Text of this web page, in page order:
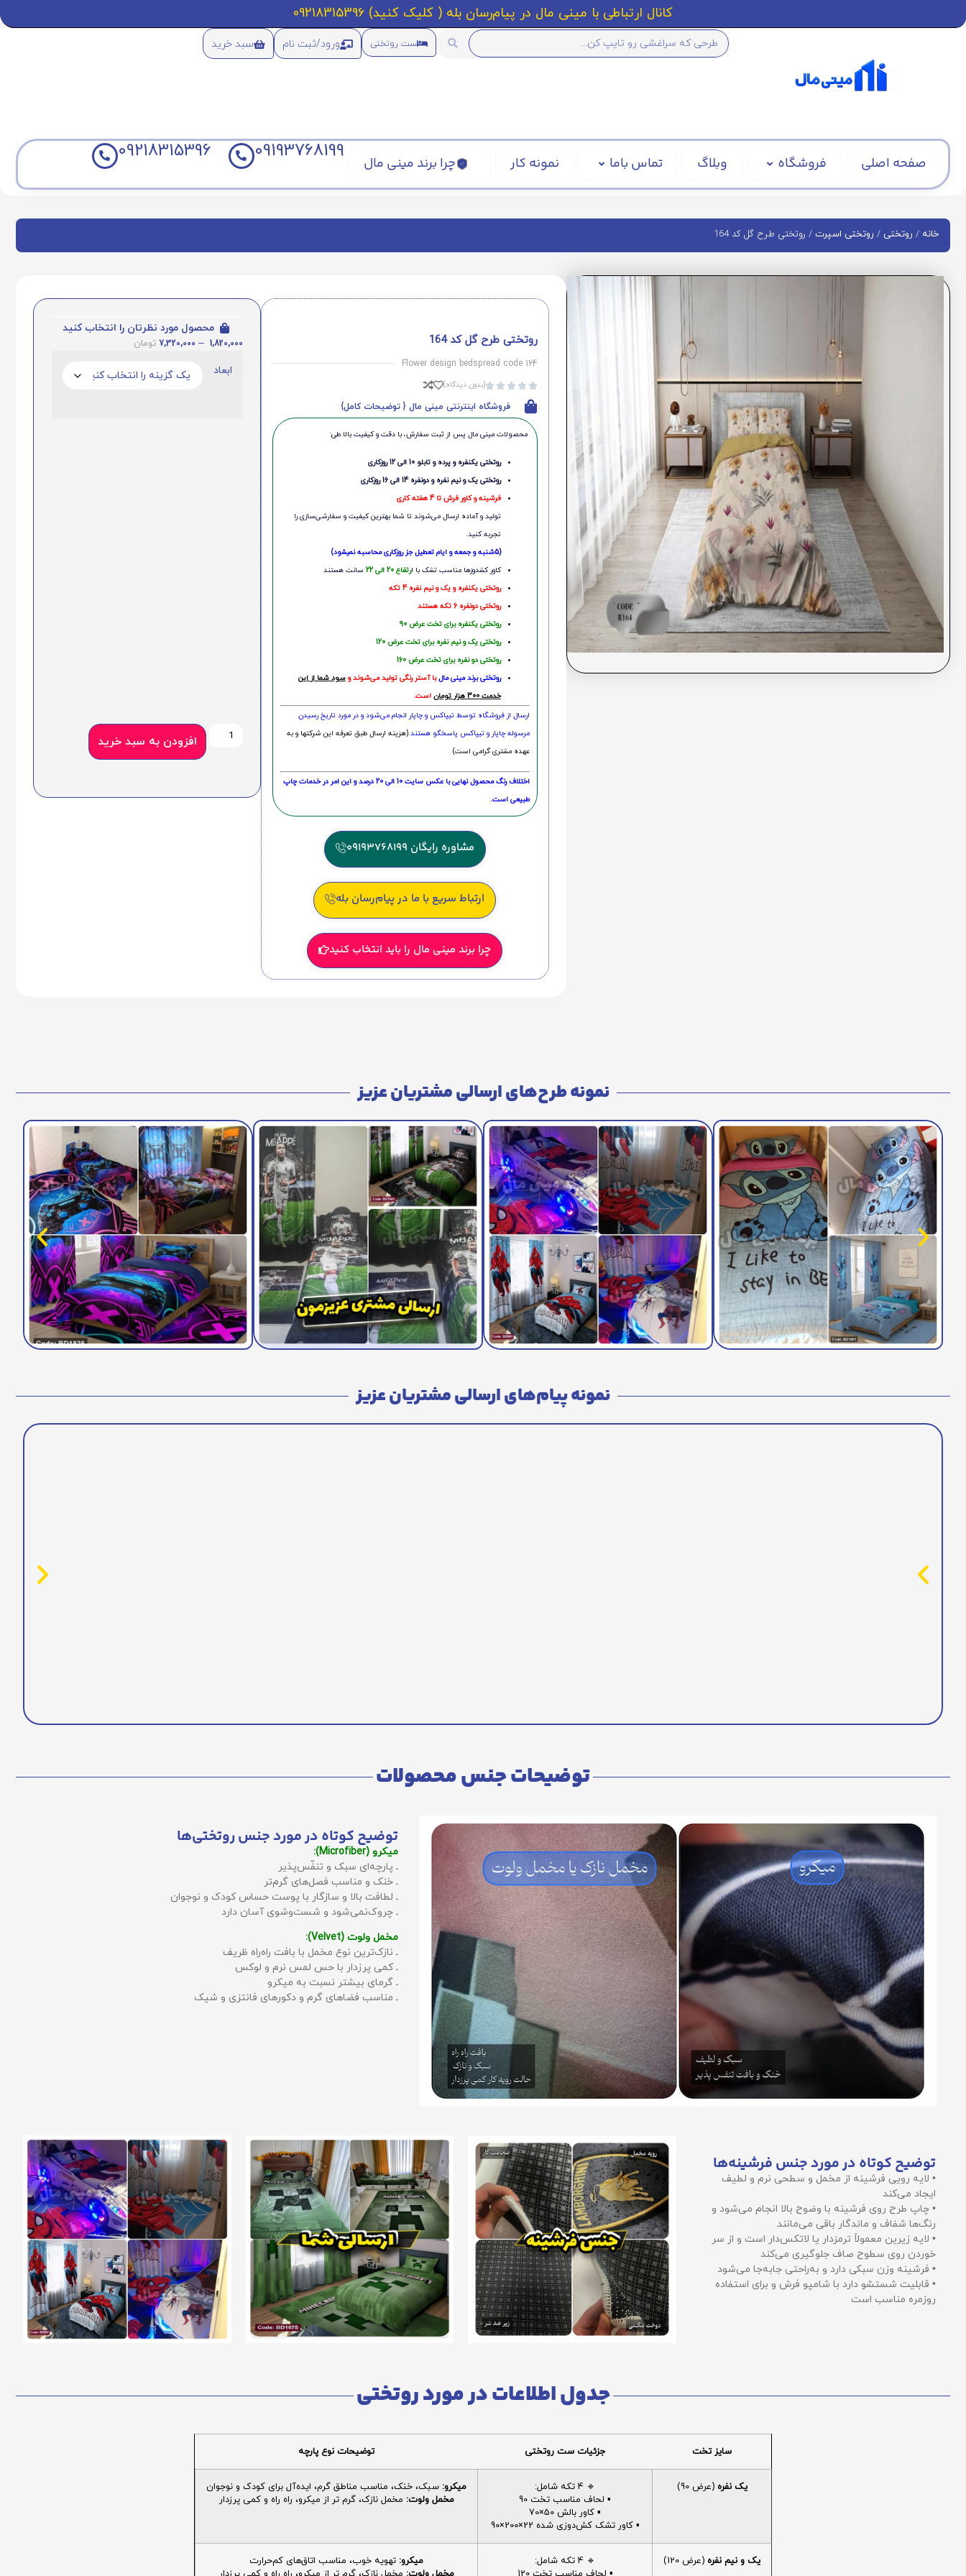
کانال ارتباطی با مینی مال در پیام‌رسان بله ( کلیک کنید) 09218315396
ست روتختی ورود/ثبت نام سبد خرید
صفحه اصلی فروشگاه وبلاگ تماس باما نمونه کار چرا برند مینی مال
09193768199
09218315396
خانه / روتختی / روتختی اسپرت / روتختی طرح گل کد 164
روتختی طرح گل کد 164
Flower design bedspread code 164




(بدون دیدگاه)
فروشگاه اینترنتی مینی مال { توضیحات کامل}
محصولات مینی‌ مال پس از ثبت سفارش، با دقت و کیفیت بالا طی:
روتختی یکنفره و پرده و تابلو 10 الی 12 روزکاری
روتختی یک و نیم نفره و دونفره 14 الی 16 روزکاری
فرشینه و کاور فرش تا 4 هفته کاری
تولید و آماده ارسال می‌شوند تا شما بهترین کیفیت و سفارشی‌سازی را
تجربه کنید.
(5شنبه و جمعه و ایام تعطیل جز روزکاری محاسبه نمیشود)
کاور کشدوزها مناسب تشک با ارتفاع 20 الی 22
سانت هستند
روتختی یکنفره و یک و نیم نفره 4 تکه
روتختی دونفره 6 تکه هستند
روتختی یکنفره برای تخت عرض 90
روتختی یک و نیم نفره برای تخت عرض 120
روتختی دو نفره برای تخت عرض 160
روتختی‌ برند مینی مالبا آستر رنگی تولید می‌شوند وسود شما از این
خدمت 300 هزار تومان
است.
ارسال از فروشگاه توسط تیپاکس و چاپار انجام می‌شود و در مورد تاریخ رسیدن
مرسوله چاپار و تیپاکس پاسخگو هستند.(هزینه ارسال طبق تعرفه این شرکتها و به
عهده مشتری گرامی است)
اختلاف رنگ محصول نهایی با عکس سایت 10 الی 20 درصد و این امر در خدمات چاپ
طبیعی است.
مشاوره رایگان 09193768199
ارتباط سریع با ما در پیام‌رسان بله
چرا برند مینی مال را باید انتخاب کنید
محصول مورد نظرتان را انتخاب کنید
1,820,000
–
7,320,000 تومان
ابعاد
افزودن به سبد خرید
نمونه طرح‌های ارسالی مشتریان عزیز
نمونه پیام‌های ارسالی مشتریان عزیز
توضیحات جنس محصولات
توضیح کوتاه در مورد جنس روتختی‌ها
میکرو (Microfiber):
ـ پارچه‌ای سبک و تنفّس‌پذیر
ـ خنک و مناسب فصل‌های گرم‌تر
ـ لطافت بالا و سازگار با پوست حساس کودک و نوجوان
ـ چروک‌نمی‌شود و شست‌وشوی آسان دارد
مخمل ولوت (Velvet):
ـ نازک‌ترین نوع مخمل با بافت راه‌راه ظریف
ـ کمی پرزدار با حس لمس نرم و لوکس
ـ گرمای بیشتر نسبت به میکرو
ـ مناسب فضاهای گرم و دکورهای فانتزی و شیک
توضیح کوتاه در مورد جنس فرشینه‌ها
• لایه رویی فرشینه از مخمل و سطحی نرم و لطیف
ایجاد می‌کند
• چاپ طرح روی فرشینه با وضوح بالا انجام می‌شود و
رنگ‌ها شفاف و ماندگار باقی می‌مانند
• لایه زیرین معمولاً ترمزدار یا لاتکس‌دار است و از سر
خوردن روی سطوح صاف جلوگیری می‌کند
• فرشینه وزن سبکی دارد و به‌راحتی جابه‌جا می‌شود
• قابلیت شستشو دارد با شامپو فرش و برای استفاده
روزمره مناسب است
جدول اطلاعات در مورد روتختی
سایز تخت جزئیات ست روتختی توضیحات نوع پارچه
یک نفره (عرض 90)
🔹 4 تکه شامل:
▪️ لحاف مناسب تخت 90
▪️ کاور بالش 50×70
▪️ کاور تشک کش‌دوزی شده 22×200×90
میکرو: سبک، خنک، مناسب مناطق گرم، ایده‌آل برای کودک و نوجوان
مخمل ولوت: مخمل نازک، گرم تر از میکرو، راه راه و کمی پرزدار
یک و نیم نفره (عرض 120)
🔹 4 تکه شامل:
میکرو: تهویه خوب، مناسب اتاق‌های کم‌حرارت